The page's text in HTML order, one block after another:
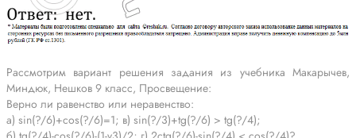
Рассмотрим вариант решения задания из учебника Макарычев,
Миндюк, Нешков 9 класс, Просвещение:
Верно ли равенство или неравенство:
а) sin(?/6)+cos(?/6)=1; в) sin(?/3)+tg(?/6) > tg(?/4);